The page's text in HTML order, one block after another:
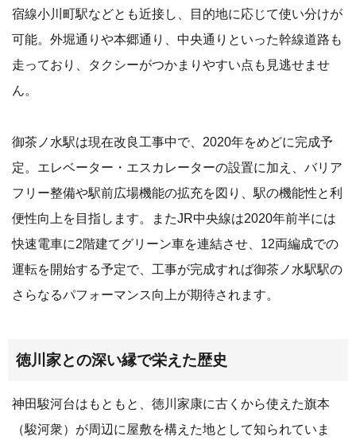
宿線小川町駅などとも近接し、目的地に応じて使い分けが
可能。外堀通りや本郷通り、中央通りといった幹線道路も
走っており、タクシーがつかまりやすい点も見逃せませ
ん。
御茶ノ水駅は現在改良工事中で、2020年をめどに完成予
定。エレベーター・エスカレーターの設置に加え、バリア
フリー整備や駅前広場機能の拡充を図り、駅の機能性と利
便性向上を目指します。またJR中央線は2020年前半には
快速電車に2階建てグリーン車を連結させ、12両編成での
運転を開始する予定で、工事が完成すれば御茶ノ水駅駅の
さらなるパフォーマンス向上が期待されます。
徳川家との深い縁で栄えた歴史
神田駿河台はもともと、徳川家康に古くから使えた旗本
（駿河衆）が周辺に屋敷を構えた地として知られていま